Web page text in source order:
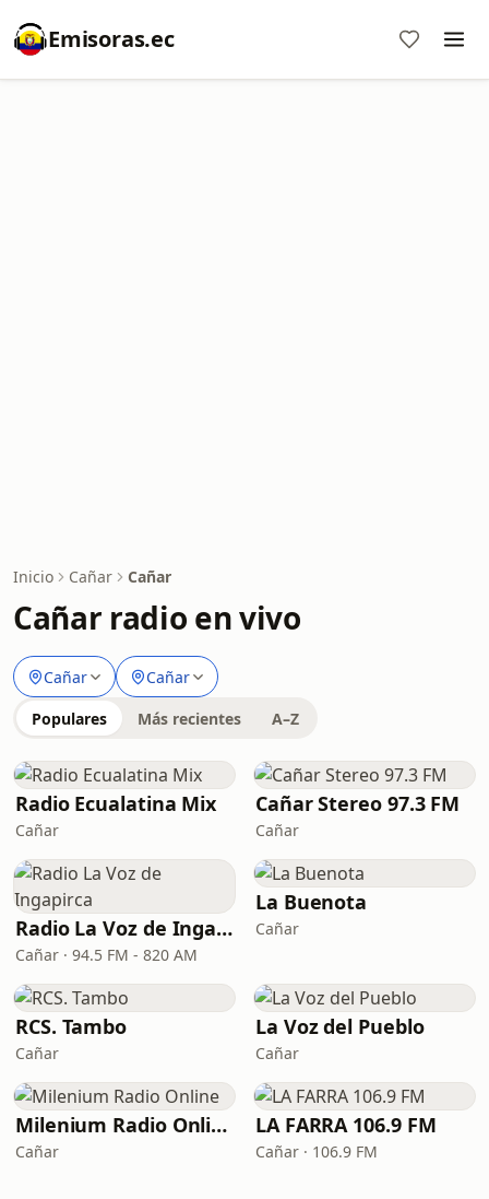
Emisoras.ec
Inicio Cañar Cañar
Cañar radio en vivo
Cañar Cañar
Populares Más recientes A–Z
Radio Ecualatina Mix
Cañar
Cañar Stereo 97.3 FM
Cañar
Radio La Voz de Ingapirca
Cañar · 94.5 FM - 820 AM
La Buenota
Cañar
RCS. Tambo
Cañar
La Voz del Pueblo
Cañar
Milenium Radio Online
Cañar
LA FARRA 106.9 FM
Cañar · 106.9 FM